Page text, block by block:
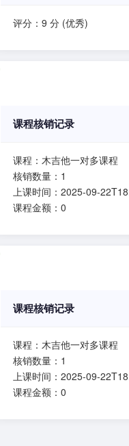
评分：9 分 (优秀)
课程核销记录
课程：木吉他一对多课程
核销数量：1
上课时间：2025-09-
课程金额：0
课程核销记录
课程：木吉他一对多课程
核销数量：1
上课时间：2025-09-
课程金额：0